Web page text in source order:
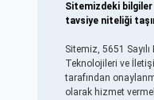
Sitemizdeki
tavsiye niteliği
Sitemiz, 5651
Teknolojileri ve
tarafından
olarak hizmet